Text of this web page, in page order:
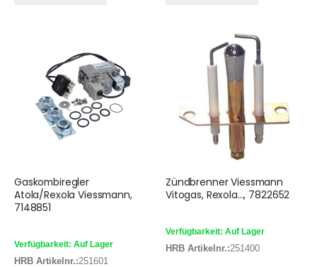
Gaskombiregler
Atola/Rexola Viessmann,
7148851
Verfügbarkeit: Auf Lager
HRB Artikelnr.:251601
Zündbrenner Viessmann
Vitogas, Rexola..., 7822652
Verfügbarkeit: Auf Lager
HRB Artikelnr.:251400